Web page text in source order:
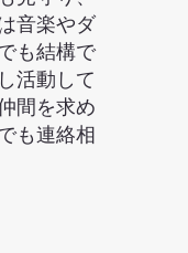
音楽やダ
も結構で
活動して
間を求め
も連絡相